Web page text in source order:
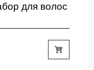
для волос